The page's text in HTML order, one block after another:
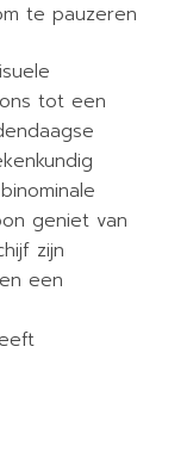
te pauzeren
tot een
geniet van
zijn
een